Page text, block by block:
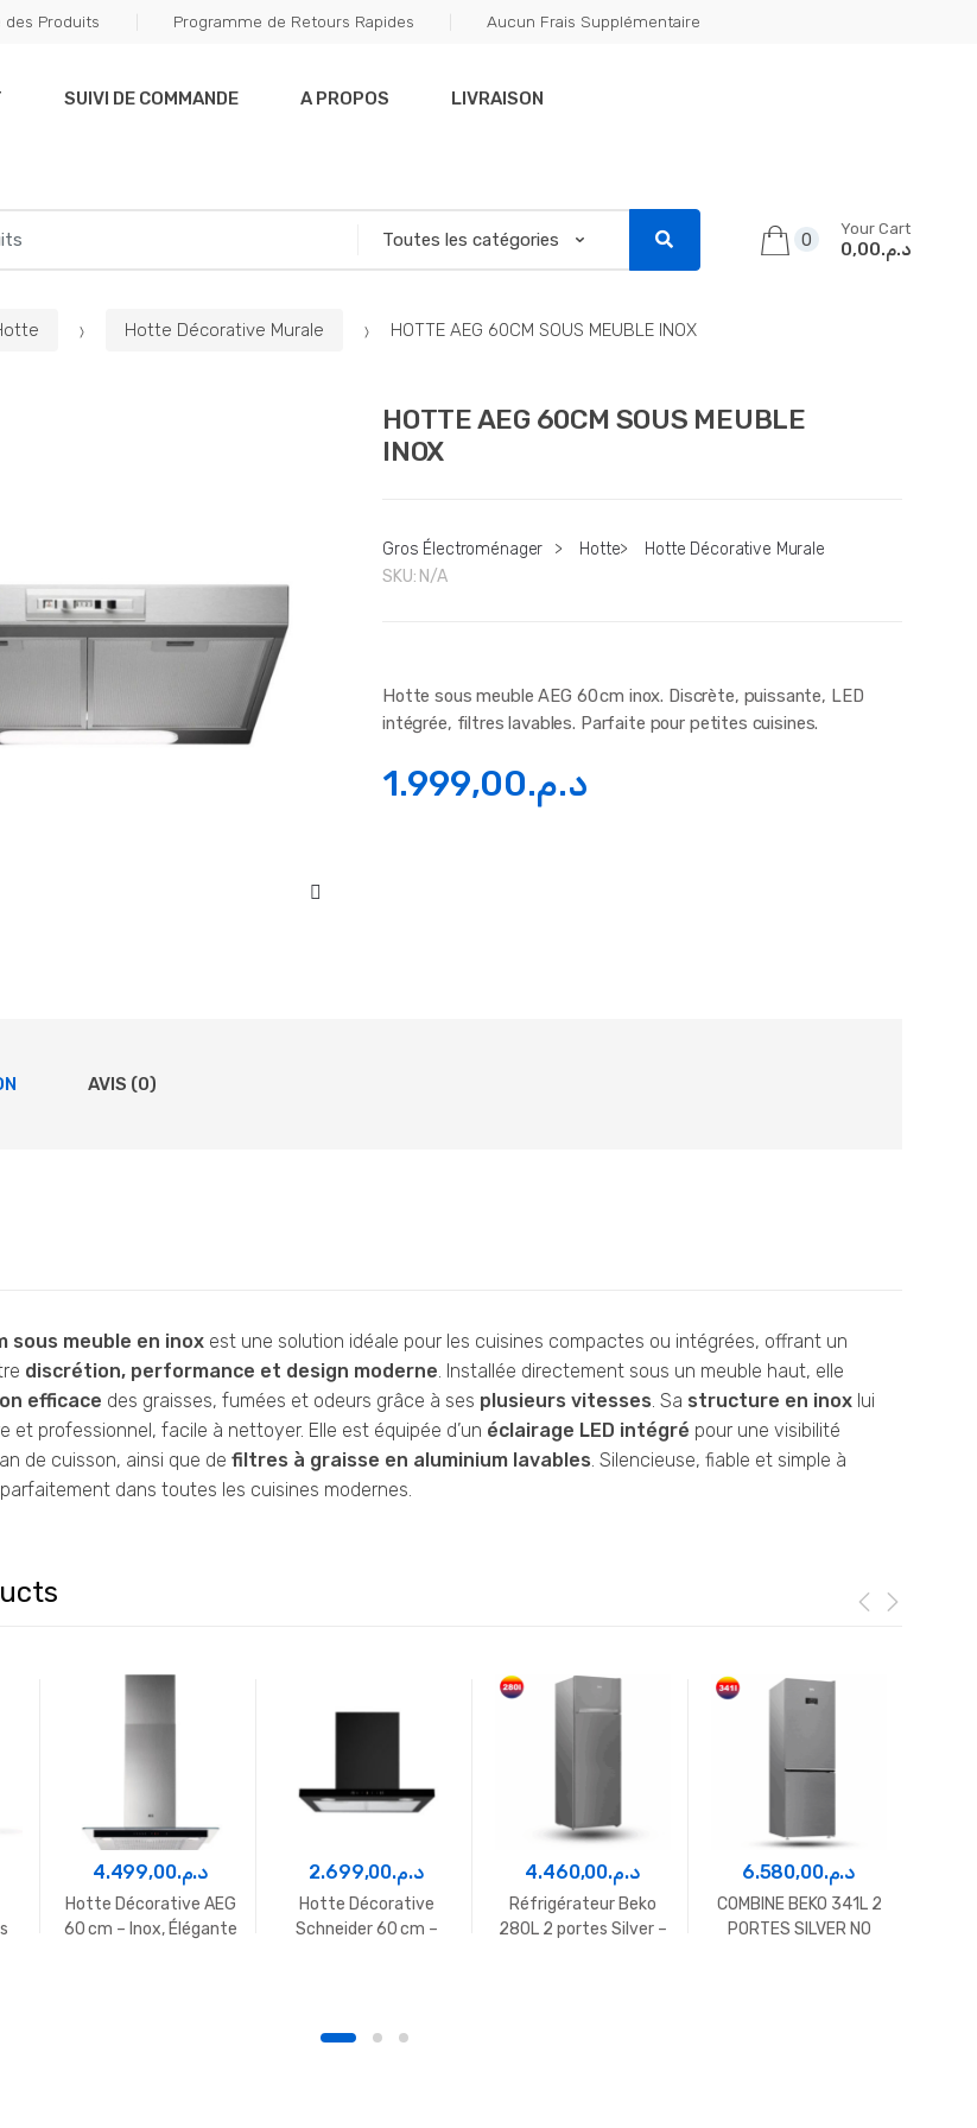
des Produits Programme de Retours Rapides Aucun Frais Supplémentaire
SUIVI DE COMMANDE A PROPOS LIVRAISON
0
Your Cart
د.م.0,00
Hotte Décorative Murale HOTTE AEG 60CM SOUS MEUBLE INOX
HOTTE AEG 60CM SOUS MEUBLE
INOX
Gros Électroménager > Hotte>
Hotte Décorative Murale
SKU: N/A
Hotte sous meuble AEG 60 cm inox. Discrète, puissante, LED
intégrée, filtres lavables. Parfaite pour petites cuisines.
د.م.1.999,00
AVIS (0)
sous meuble en inox est une solution idéale pour les cuisines compactes ou intégrées, offrant un
discrétion, performance et design moderne . Installée directement sous un meuble haut, elle
efficace des graisses, fumées et odeurs grâce à ses plusieurs vitesses . Sa structure en inox lui
et professionnel, facile à nettoyer. Elle est équipée d’un éclairage LED intégré pour une visibilité
de cuisson, ainsi que de filtres à graisse en aluminium lavables . Silencieuse, fiable et simple à
parfaitement dans toutes les cuisines modernes.
د.م.4.499,00
Hotte Décorative AEG
60 cm – Inox, Élégante
د.م.2.699,00
Hotte Décorative
Schneider 60 cm –
د.م.4.460,00
Réfrigérateur Beko
280L 2 portes Silver –
د.م.6.580,00
COMBINE BEKO 341L 2
PORTES SILVER NO